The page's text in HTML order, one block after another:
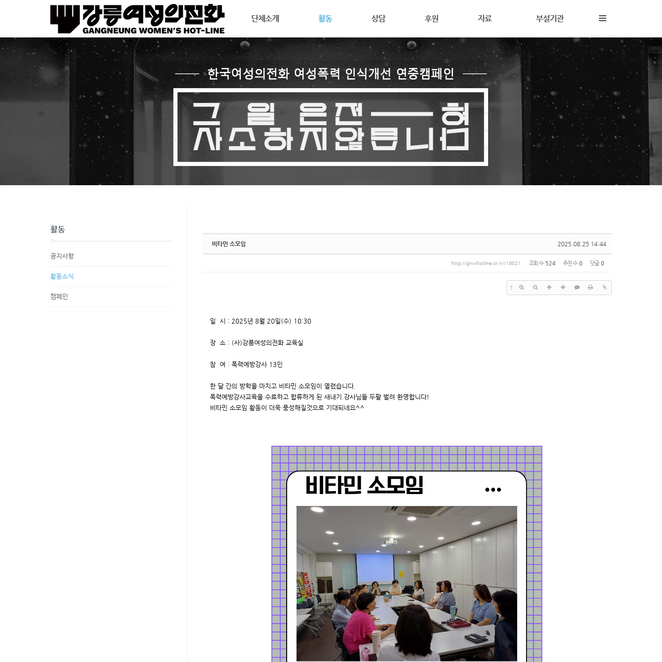
단체소개
강릉여성의전화는
목표
조직도
오시는길
활동
캠페인
상담
상담안내
여성주의상담이란
온라인 상담
후원
후원안내
회원활동
자원활동
자료
재정보고
갤러리
부설기관
해솔상담소
2025.08.25 14:44
비타민 소모임
http://gnwhotline.or.kr/18021 조회 수 524 추천 수 0 댓글 0
?
일 시 : 2025년 8월 20일(수) 10:30
장 소 : (사)강릉여성의전화 교육실
참 여 : 폭력예방강사 13인
한 달 간의 방학을 마치고 비타민 소모임이 열렸습니다.
폭력예방강사교육을 수료하고 합류하게 된 새내기 강사님들 두팔 벌려 환영합니다!
비타민 소모임 활동이 더욱 풍성해질것으로 기대되네요^^
활동
공지사항
활동소식
캠페인